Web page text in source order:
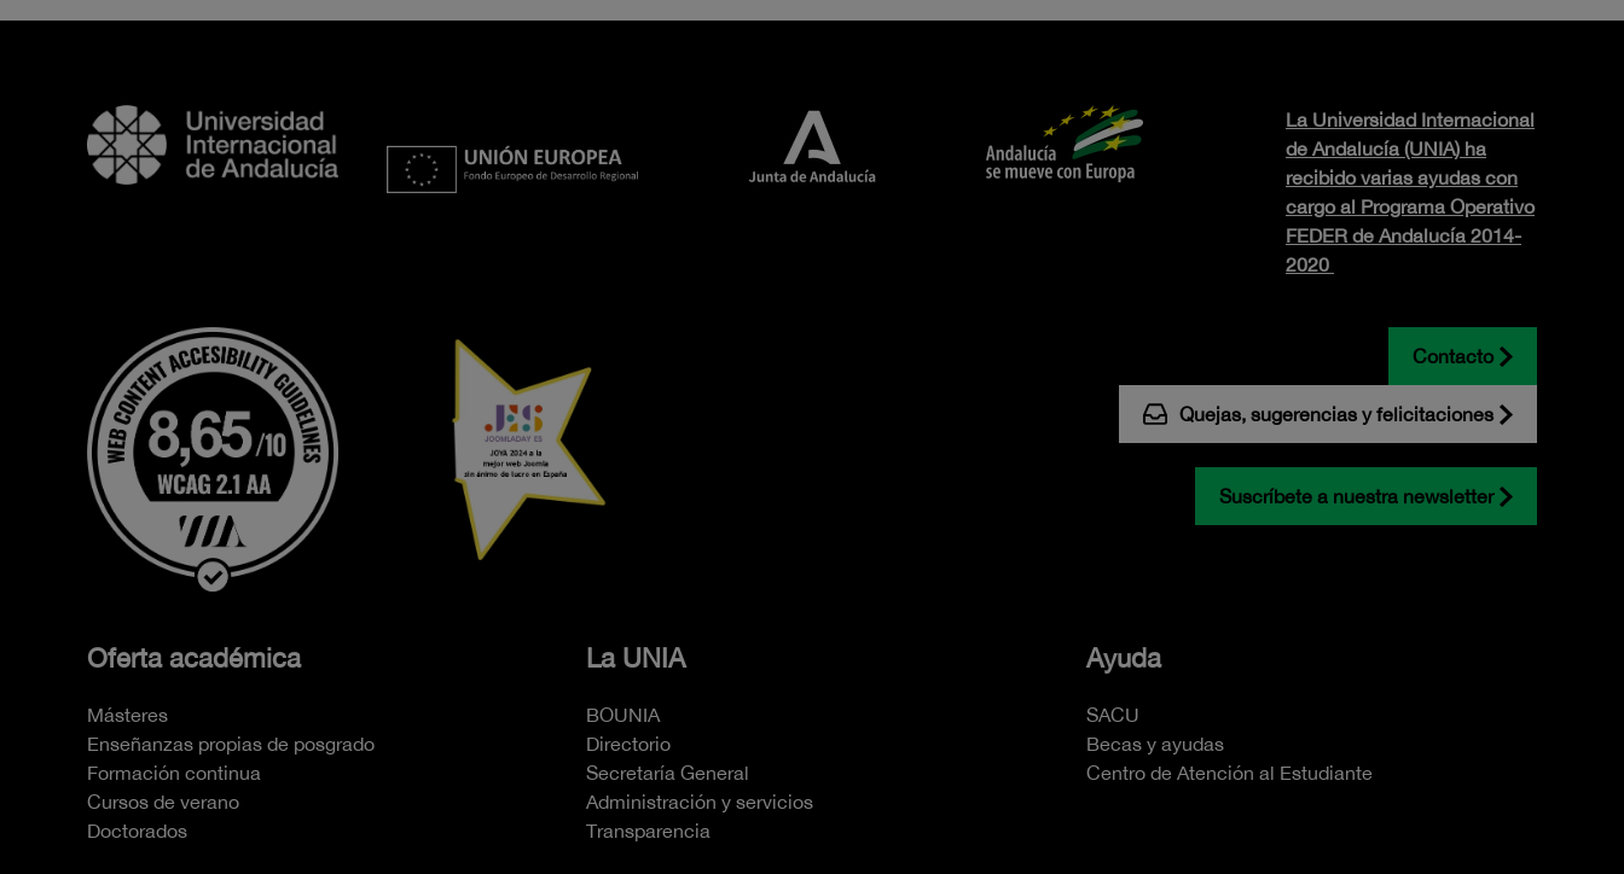
La Universidad Internacional
de Andalucía (UNIA) ha
recibido varias ayudas con
cargo al Programa Operativo
FEDER de Andalucía 2014-
2020
Contacto
Quejas, sugerencias y felicitaciones
Suscríbete a nuestra newsletter
Oferta académica
Másteres
Enseñanzas propias de posgrado
Formación continua
Cursos de verano
Doctorados
La UNIA
BOUNIA
Directorio
Secretaría General
Administración y servicios
Transparencia
Ayuda
SACU
Becas y ayudas
Centro de Atención al Estudiante